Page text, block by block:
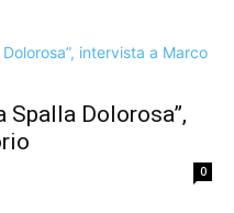
Spalla Dolorosa”,
0